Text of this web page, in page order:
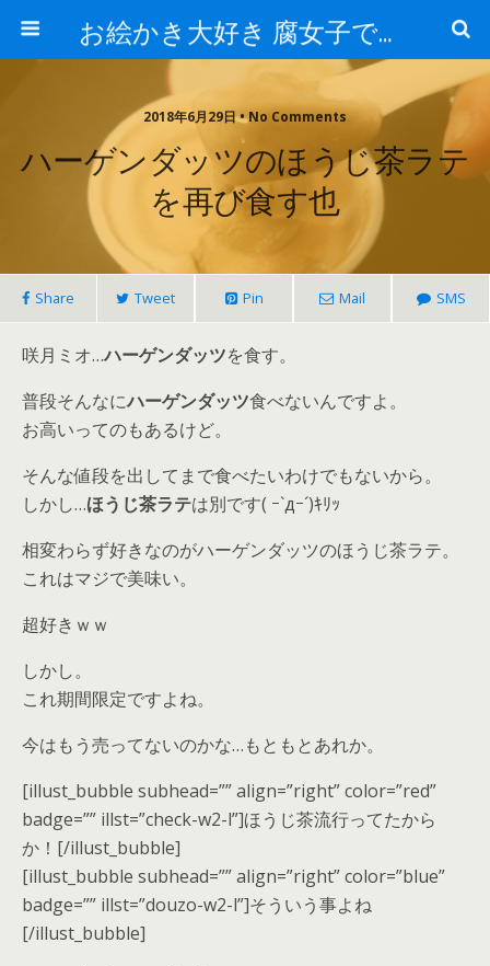
お絵かき大好き 腐女子でゲーマーのおかしな生活
2018年6月29日 • No Comments
ハーゲンダッツのほうじ茶ラテ
を再び食す也
Share Tweet Pin Mail SMS
咲月ミオ…ハーゲンダッツを食す。
普段そんなにハーゲンダッツ食べないんですよ。
お高いってのもあるけど。
そんな値段を出してまで食べたいわけでもないから。
しかし…ほうじ茶ラテは別です( ｰ`дｰ´)ｷﾘｯ
相変わらず好きなのがハーゲンダッツのほうじ茶ラテ。
これはマジで美味い。
超好きｗｗ
しかし。
これ期間限定ですよね。
今はもう売ってないのかな…もともとあれか。
[illust_bubble subhead=”” align=”right” color=”red”
badge=”” illst=”check-w2-l”]ほうじ茶流行ってたから
か！[/illust_bubble]
[illust_bubble subhead=”” align=”right” color=”blue”
badge=”” illst=”douzo-w2-l”]そういう事よね
[/illust_bubble]